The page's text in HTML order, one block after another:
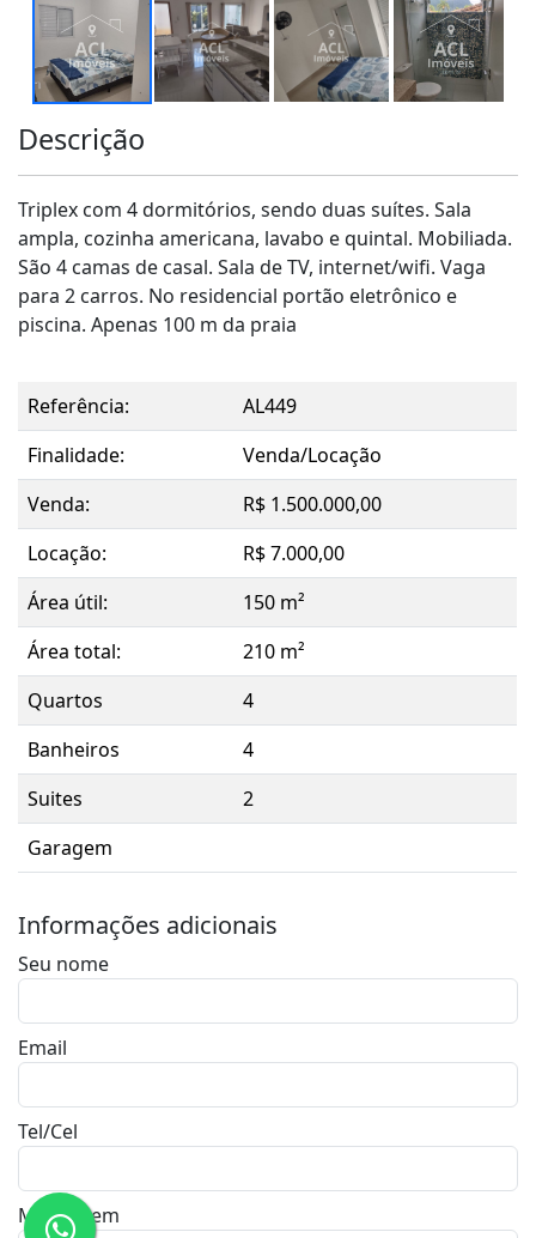
Descrição
Triplex com 4 dormitórios, sendo duas suítes. Sala
ampla, cozinha americana, lavabo e quintal. Mobiliada.
São 4 camas de casal. Sala de TV, internet/wifi. Vaga
para 2 carros. No residencial portão eletrônico e
piscina. Apenas 100 m da praia
Referência:
AL449
Finalidade:
Venda/Locação
Venda:
R$ 1.500.000,00
Locação:
R$ 7.000,00
Área útil:
150 m²
Área total:
210 m²
Quartos
4
Banheiros
4
Suites
2
Garagem
Informações adicionais
Seu nome
Email
Tel/Cel
Mensagem